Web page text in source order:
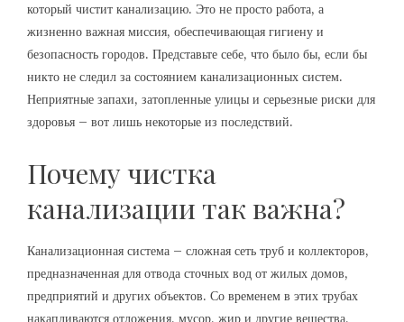
который чистит канализацию. Это не просто работа, а
жизненно важная миссия, обеспечивающая гигиену и
безопасность городов. Представьте себе, что было бы, если бы
никто не следил за состоянием канализационных систем.
Неприятные запахи, затопленные улицы и серьезные риски для
здоровья – вот лишь некоторые из последствий.
Почему чистка
канализации так важна?
Канализационная система – сложная сеть труб и коллекторов,
предназначенная для отвода сточных вод от жилых домов,
предприятий и других объектов. Со временем в этих трубах
накапливаются отложения, мусор, жир и другие вещества,